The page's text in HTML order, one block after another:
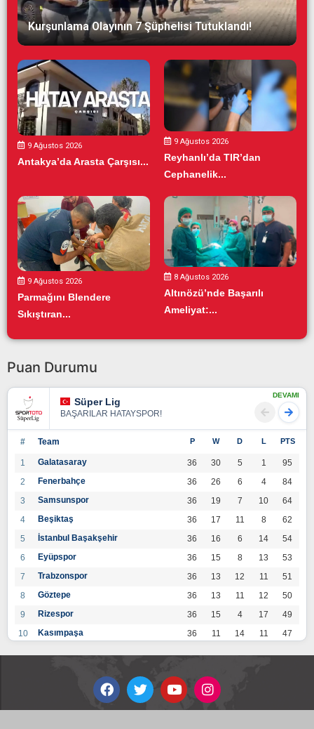
Kurşunlama Olayının 7 Şüphelisi Tutuklandı!
9 Ağustos 2026
Antakya’da Arasta Çarşısı...
9 Ağustos 2026
Reyhanlı’da TIR’dan
Cephanelik...
9 Ağustos 2026
Parmağını Blendere
Sıkıştıran...
8 Ağustos 2026
Altınözü’nde Başarılı
Ameliyat:...
Puan Durumu
Süper Lig
BAŞARILAR HATAYSPOR!
DEVAMI
# Team P W D L PTS
1 Galatasaray 36 30 5 1
95
2
Fenerbahçe 36 26 6 4
84
3
Samsunspor 36 19 7 10
64
4
Beşiktaş 36 17 11 8
62
5
İstanbul Başakşehir 36 16 6 14
54
6
Eyüpspor 36 15 8 13
53
7
Trabzonspor 36 13 12 11
51
8
Göztepe 36 13 11 12
50
9
Rizespor 36 15 4 17
49
10
Kasımpaşa 36 11 14 11
47
36 12
14
Kayserispor 36 11 12 13
45